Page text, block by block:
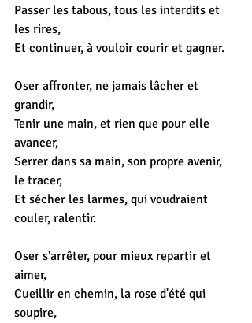
Passer les tabous, tous les interdits et
les rires,
Et continuer, à vouloir courir et gagner.
Oser affronter, ne jamais lâcher et
grandir,
Tenir une main, et rien que pour elle
avancer,
Serrer dans sa main, son propre avenir,
le tracer,
Et sécher les larmes, qui voudraient
couler, ralentir.
Oser s'arrêter, pour mieux repartir et
aimer,
Cueillir en chemin, la rose d'été qui
soupire,